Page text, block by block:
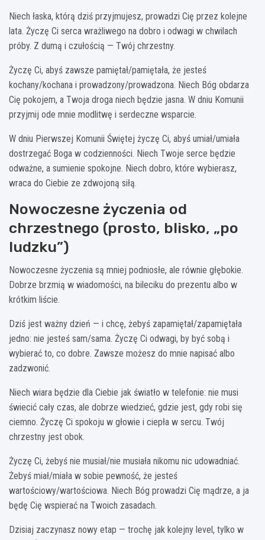
Niech łaska, którą dziś przyjmujesz, prowadzi Cię przez kolejne
lata. Życzę Ci serca wrażliwego na dobro i odwagi w chwilach
próby. Z dumą i czułością — Twój chrzestny.
Życzę Ci, abyś zawsze pamiętał/pamiętała, że jesteś
kochany/kochana i prowadzony/prowadzona. Niech Bóg obdarza
Cię pokojem, a Twoja droga niech będzie jasna. W dniu Komunii
przyjmij ode mnie modlitwę i serdeczne wsparcie.
W dniu Pierwszej Komunii Świętej życzę Ci, abyś umiał/umiała
dostrzegać Boga w codzienności. Niech Twoje serce będzie
odważne, a sumienie spokojne. Niech dobro, które wybierasz,
wraca do Ciebie ze zdwojoną siłą.
Nowoczesne życzenia od
chrzestnego (prosto, blisko, „po
ludzku”)
Nowoczesne życzenia są mniej podniosłe, ale równie głębokie.
Dobrze brzmią w wiadomości, na bileciku do prezentu albo w
krótkim liście.
Dziś jest ważny dzień — i chcę, żebyś zapamiętał/zapamiętała
jedno: nie jesteś sam/sama. Życzę Ci odwagi, by być sobą i
wybierać to, co dobre. Zawsze możesz do mnie napisać albo
zadzwonić.
Niech wiara będzie dla Ciebie jak światło w telefonie: nie musi
świecić cały czas, ale dobrze wiedzieć, gdzie jest, gdy robi się
ciemno. Życzę Ci spokoju w głowie i ciepła w sercu. Twój
chrzestny jest obok.
Życzę Ci, żebyś nie musiał/nie musiała nikomu nic udowadniać.
Żebyś miał/miała w sobie pewność, że jesteś
wartościowy/wartościowa. Niech Bóg prowadzi Cię mądrze, a ja
będę Cię wspierać na Twoich zasadach.
Dzisiaj zaczynasz nowy etap — trochę jak kolejny level, tylko w